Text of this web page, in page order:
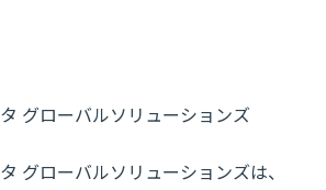
グローバルソリューションズ
グローバルソリューションズは、